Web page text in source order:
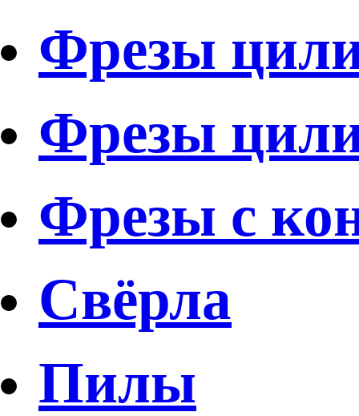
Фрезы
Фрезы
Фрезы с
Свёрла
Пилы